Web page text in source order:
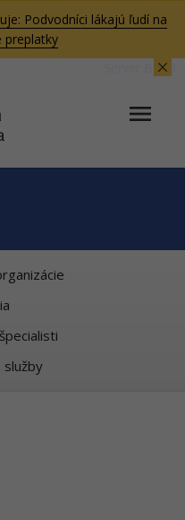
Podvodníci lákajú ľudí na
preplatky
Server BB06
služby